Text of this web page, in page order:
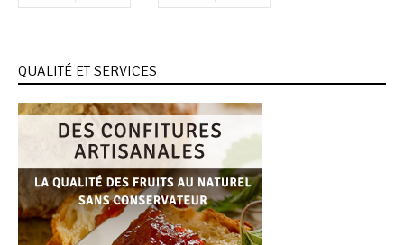
QUALITÉ ET SERVICES